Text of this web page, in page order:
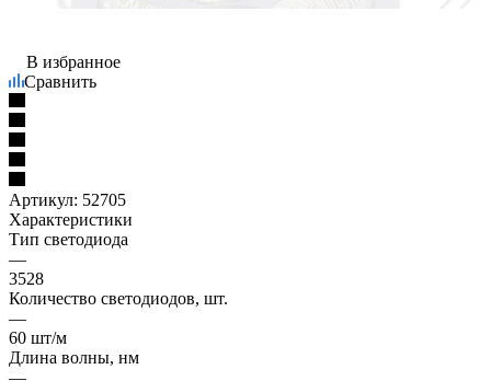
В избранное
Сравнить
Артикул: 52705
Характеристики
Тип светодиода
—
3528
Количество светодиодов, шт.
—
60 шт/м
Длина волны, нм
—